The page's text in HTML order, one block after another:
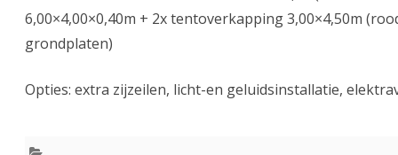
6,00×4,00×0,40m + 2x tentoverkapping 3,00×4,50m
grondplaten)
Opties: extra zijzeilen, licht-en geluidsinstallatie,